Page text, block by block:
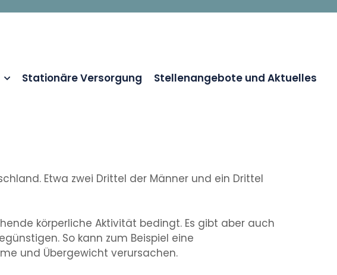
Stationäre Versorgung Stellenangebote und Aktuelles
Etwa zwei Drittel der Männer und ein Drittel
körperliche Aktivität bedingt. Es gibt aber auch
So kann zum Beispiel eine
und Übergewicht verursachen.